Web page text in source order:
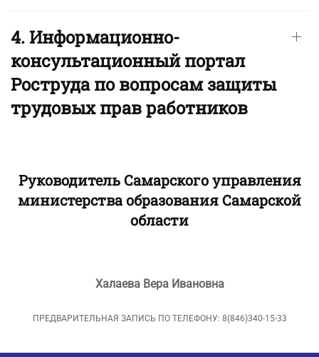
4. Информационно-
консультационный портал
Роструда по вопросам защиты
трудовых прав работников
Руководитель Самарского управления
министерства образования Самарской
области
Халаева Вера Ивановна
ПРЕДВАРИТЕЛЬНАЯ ЗАПИСЬ ПО ТЕЛЕФОНУ: 8(846)340-15-33